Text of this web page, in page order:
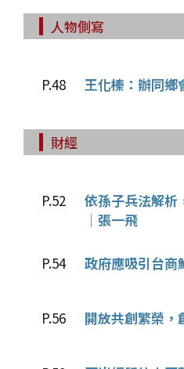
人物側寫
P.48 王化榛：辦同
財經
P.52
依孫子兵法解析
│張一飛
P.54 政府應吸引台
P.56 開放共創繁榮